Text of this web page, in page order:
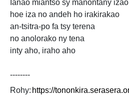
Ianao miantso sy manontany izao
hoe iza no andeh ho irakirakao
an-tsitra-po fa tsy terena
no anolorako ny tena
inty aho, iraho aho
--------
Rohy: